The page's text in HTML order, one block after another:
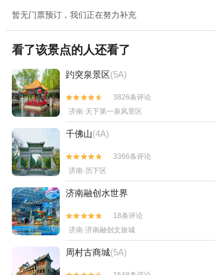
暂无门票预订，我们正在努力补充
看了该景点的人还看了
趵突泉景区(5A)


3826条评论
济南·天下第一泉风景区
千佛山(4A)


3366条评论
济南·历下区
济南融创水世界


18条评论
济南·济南融创文旅城
周村古商城(5A)